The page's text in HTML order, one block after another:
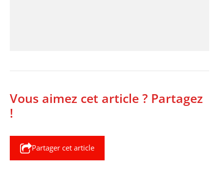
Vous aimez cet article ? Partagez
!
Partager cet article